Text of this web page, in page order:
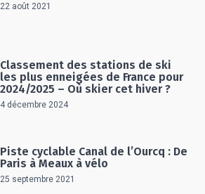
22 août 2021
Classement des stations de ski
les plus enneigées de France pour
2024/2025 – Où skier cet hiver ?
4 décembre 2024
Piste cyclable Canal de l’Ourcq : De
Paris à Meaux à vélo
25 septembre 2021